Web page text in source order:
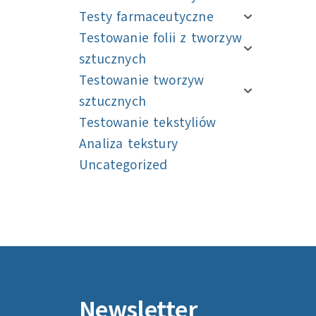
Testy farmaceutyczne
Testowanie folii z tworzyw
sztucznych
Testowanie tworzyw
sztucznych
Testowanie tekstyliów
Analiza tekstury
Uncategorized